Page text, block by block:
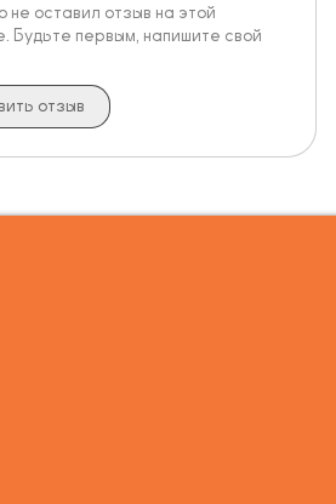
не оставил отзыв на этой
Будьте первым, напишите свой
отзыв